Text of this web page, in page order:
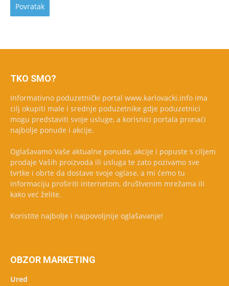
TKO SMO?
Informativno poduzetnički portal www.karlovacki.info ima
cilj okupiti male i srednje poduzetnike gdje poduzetnici
mogu predstaviti svoje usluge, a korisnici portala pronaći
najbolje ponude i akcije.
Oglašavamo Vaše aktualne ponude, akcije i popuste s ciljem
prodaje Vaših proizvoda ili usluga te zato pozivamo sve
tvrtke i obrte da dostave svoje oglase, a mi ćemo tu
informaciju proširiti internetom, društvenim mrežama ili
kako već želite.
Koristite najbolje i najpovoljnije oglašavanje!
OBZOR MARKETING
Ured